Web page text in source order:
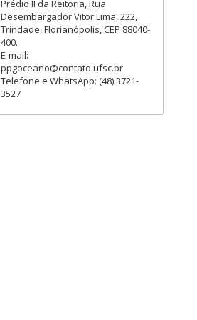
Prédio II da Reitoria, Rua
Desembargador Vitor Lima, 222,
Trindade, Florianópolis, CEP 88040-
400.
E-mail:
ppgoceano@contato.ufsc.br
Telefone e WhatsApp: (48) 3721-
3527